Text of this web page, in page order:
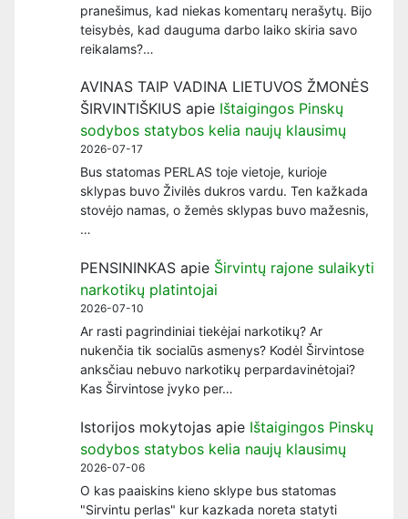
pranešimus, kad niekas komentarų nerašytų. Bijo
teisybės, kad dauguma darbo laiko skiria savo
reikalams?…
AVINAS TAIP VADINA LIETUVOS ŽMONĖS
ŠIRVINTIŠKIUS apie Ištaigingos Pinskų
sodybos statybos kelia naujų klausimų
2026-07-17
Bus statomas PERLAS toje vietoje, kurioje
sklypas buvo Živilės dukros vardu. Ten kažkada
stovėjo namas, o žemės sklypas buvo mažesnis,
…
PENSININKAS apie Širvintų rajone sulaikyti
narkotikų platintojai
2026-07-10
Ar rasti pagrindiniai tiekėjai narkotikų? Ar
nukenčia tik socialūs asmenys? Kodėl Širvintose
anksčiau nebuvo narkotikų perpardavinėtojai?
Kas Širvintose įvyko per…
Istorijos mokytojas apie Ištaigingos Pinskų
sodybos statybos kelia naujų klausimų
2026-07-06
O kas paaiskins kieno sklype bus statomas
"Sirvintu perlas" kur kazkada noreta statyti